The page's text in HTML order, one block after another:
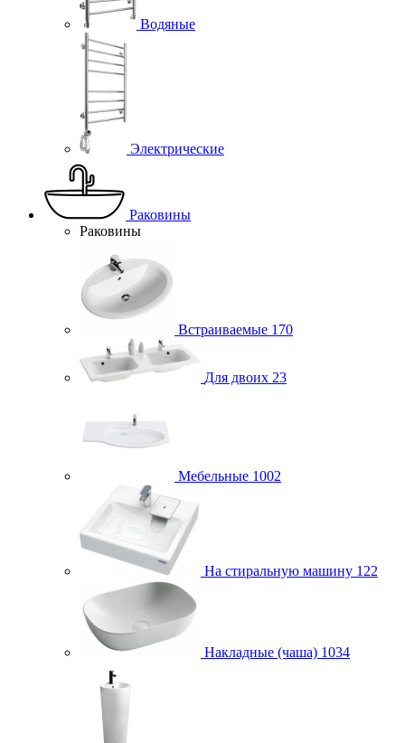
Водяные
Электрические
Раковины
Раковины
Встраиваемые 170
Для двоих 23
Мебельные 1002
На стиральную машину 122
Накладные (чаша) 1034